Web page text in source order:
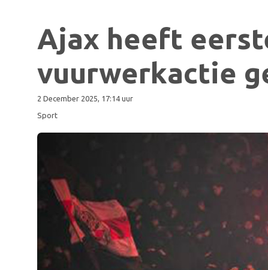
Ajax heeft
vuurwerkactie
2 December 2025, 17:14 uur
Sport